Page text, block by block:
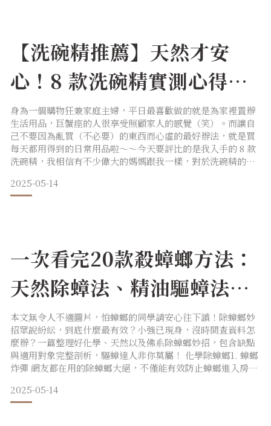
【洗碗精推薦】天然才安
心！8 款洗碗精實測心得比
較
身為一個購物狂兼家庭主婦，平日最喜歡做的就是為家裡置辦
生活用品，巨蟹座的人很享受照顧家人的感覺（笑）。而讓自
己不要因為亂買（不必要）的東西而心虛的最好辦法，就是買
每天都用得到的日常用品啦～～今天要評比的是我入手的 8 款
洗碗精，我相信有不少偉大的媽媽跟我一樣，對於洗碗精的選
碗精更加重要，因為這可是會吞下殘留物的東西呀！如果買到
了成分不明的產品，豈不是直接影響到了家人的健康嗎？如果
2025-05-14
一次看完20款殺蟑螂方法：
天然除蟑法、精油驅蟑法防
止蟑螂進房間！
本文無令人不適圖片，怕蟑螂的同學請安心往下讀！除蟑螂妙
招眾說紛紜，到底什麼最有效？小強已現身，沒時間查資料怎
麼辦？一篇整理好化學、天然以及佛系除蟑螂妙招，包含缺點
與適用對象完整剖析，驅蟑達人非你莫屬！ 化學除蟑螂1. 蟑螂
炸彈 網友都在用的除蟑螂大絕，不僅能有效防止蟑螂進入房
食愛啃同伴屍體的特性，讓首隻蟑螂成功吃下餌劑後，回到巢
穴陣亡，再讓同伴們吃下肚後，殺一祭百，從此不復見！缺
2025-05-14